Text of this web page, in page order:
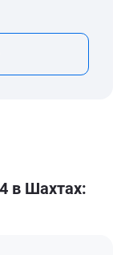
в Шахтах: